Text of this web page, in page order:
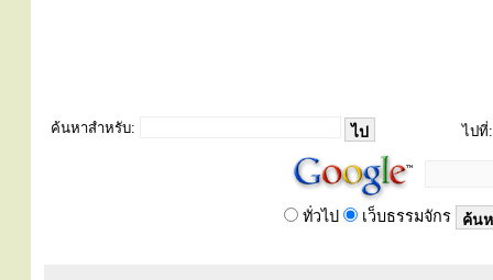
ค้นหาสำหรับ: ไปที่:
ทั่วไป เว็บธรรมจักร